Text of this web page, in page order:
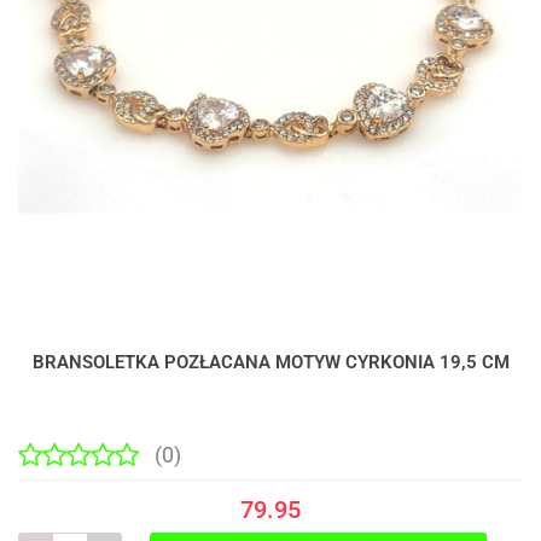
BRANSOLETKA POZŁACANA MOTYW CYRKONIA 19,5 CM
(0)
79.95